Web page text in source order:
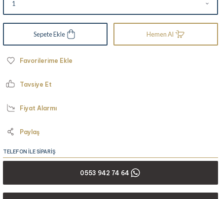
Sepete Ekle Hemen Al
Tavsiye Et
Fiyat Alarmı
Paylaş
TELEFON İLE SİPARİŞ
0553 942 74 64